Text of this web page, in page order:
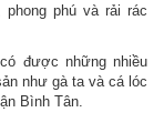
phú và rải rác
được những nhiều
như gà ta và cá lóc
Bình Tân.